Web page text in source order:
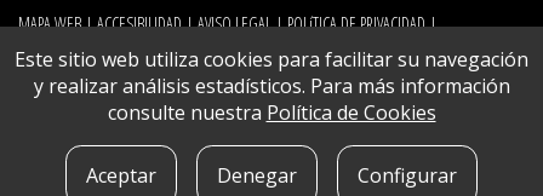
MAPA WEB | ACCESIBILIDAD | AVISO LEGAL | POLíTICA DE PRIVACIDAD |
POLíTICA DE COOKIES
CONTACTO
Este sitio web utiliza cookies para facilitar su navegación
y realizar análisis estadísticos. Para más información
consulte nuestra Política de Cookies
Aceptar Denegar Configurar